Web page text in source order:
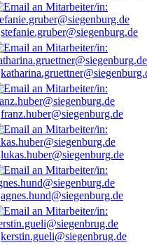
stefanie.gruber@siegenburg.de
franz.huber@siegenburg.de
lukas.huber@siegenburg.de
agnes.hund@siegenburg.de
kerstin.gueli@siegenbrug.de